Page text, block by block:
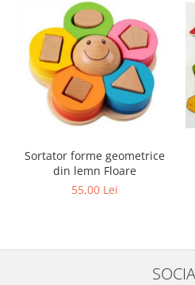
Sortator forme geometrice
din lemn Floare
55,00 Lei